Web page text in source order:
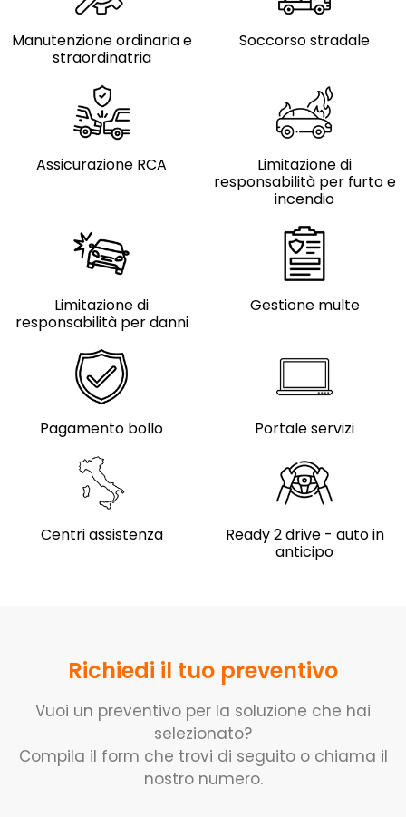
Manutenzione ordinaria e
straordinatria
Soccorso stradale
Assicurazione RCA
Limitazione di
responsabilità per furto e
incendio
Limitazione di
responsabilità per danni
Gestione multe
Pagamento bollo Portale servizi
Centri assistenza
Ready 2 drive - auto in
anticipo
Richiedi il tuo preventivo
Vuoi un preventivo per la soluzione che hai
selezionato?
Compila il form che trovi di seguito o chiama il
nostro numero.